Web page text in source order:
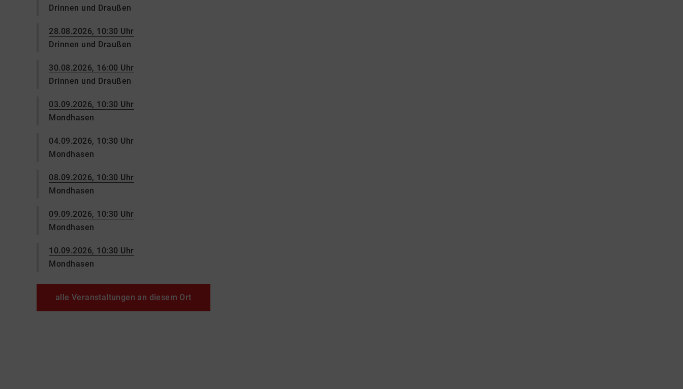
Drinnen und Draußen
28.08.2026, 10:30 Uhr
Drinnen und Draußen
30.08.2026, 16:00 Uhr
Drinnen und Draußen
03.09.2026, 10:30 Uhr
Mondhasen
04.09.2026, 10:30 Uhr
Mondhasen
08.09.2026, 10:30 Uhr
Mondhasen
09.09.2026, 10:30 Uhr
Mondhasen
10.09.2026, 10:30 Uhr
Mondhasen
alle Veranstaltungen an diesem Ort